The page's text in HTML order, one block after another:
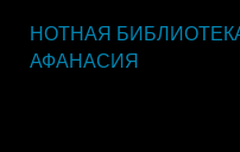
НОТНАЯ
АФАНАСИЯ